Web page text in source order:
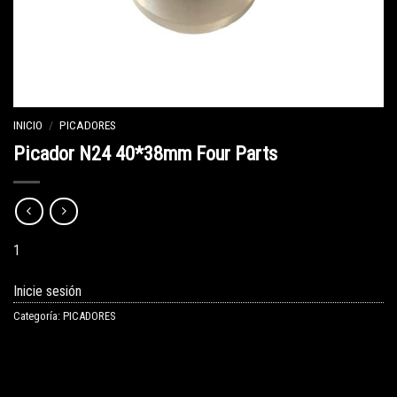
INICIO / PICADORES
Picador N24 40*38mm Four Parts
1
Inicie sesión
Categoría: PICADORES